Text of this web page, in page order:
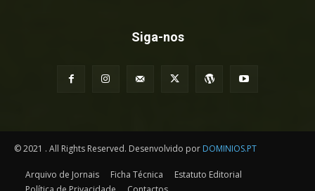
Siga-nos
© 2021 . All Rights Reserved. Desenvolvido por DOMINIOS.PT
Arquivo de Jornais Ficha Técnica
Estatuto Editorial